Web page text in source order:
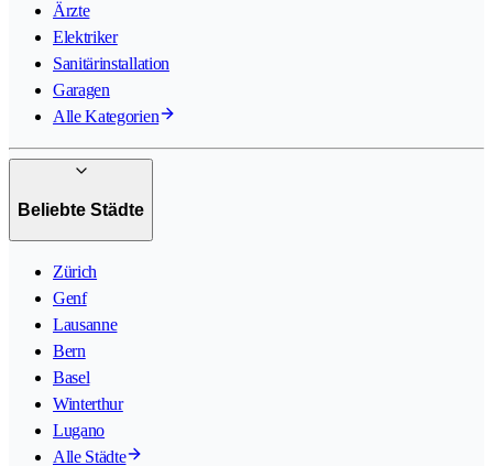
Ärzte
Elektriker
Sanitärinstallation
Garagen
Alle Kategorien
Beliebte Städte
Zürich
Genf
Lausanne
Bern
Basel
Winterthur
Lugano
Alle Städte